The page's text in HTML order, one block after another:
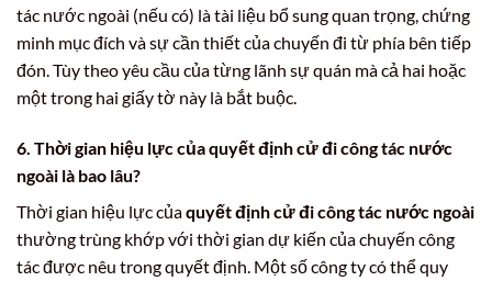
tác nước ngoài (nếu có) là tài liệu bổ sung quan trọng, chứng
minh mục đích và sự cần thiết của chuyến đi từ phía bên tiếp
đón. Tùy theo yêu cầu của từng lãnh sự quán mà cả hai hoặc
một trong hai giấy tờ này là bắt buộc.
6. Thời gian hiệu lực củaquyết định cử đi công tác nước
ngoài là bao lâu?
Thời gian hiệu lực củaquyết định cử đi công tác nước ngoài
thường trùng khớp với thời gian dự kiến của chuyến công
tác được nêu trong quyết định. Một số công ty có thể quy